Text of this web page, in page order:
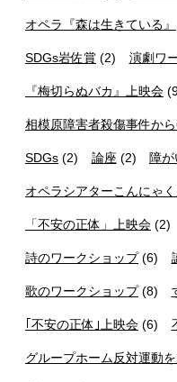
オペラ『森は生きている』
SDGs岩佐賞 (2) 演劇ワ
『梅切らぬバカ』上映会
相模原障害者殺傷事件から
SDGs (2) 論座 (2) 障
オペラシアターこんにゃ
「不安の正体」上映会 (2)
詩のワークショップ(6)
歌のワークショップ(8)
｢不安の正体｣上映会 (6)
グループホーム反対運動